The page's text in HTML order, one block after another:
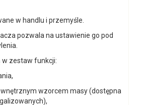
w handlu i przemyśle.
pozwala na ustawienie go pod
w zestaw funkcji:
wzorcem masy (dostępna